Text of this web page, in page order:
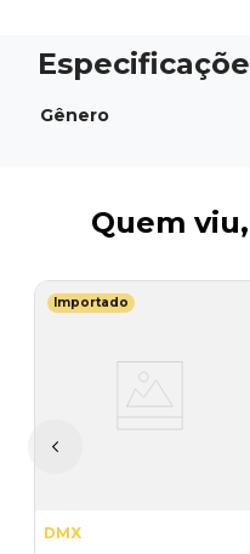
Gênero
Quem
Importado
DMX